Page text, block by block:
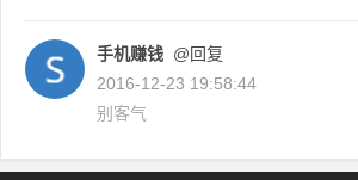
手机赚钱 @回复
2016-12-23 19:58:44
别客气